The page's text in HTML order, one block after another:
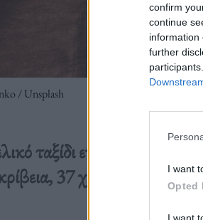
confirm
continue
information
further
I want
Opted
I want
/ Unsplash
ταξίδι ενός βιβλίου
37 χρόνια.